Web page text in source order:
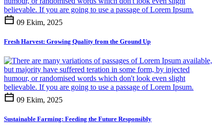
09 Ekim, 2025
Fresh Harvest: Growing Quality from the Ground Up
09 Ekim, 2025
Sustainable Farming: Feeding the Future Responsibly